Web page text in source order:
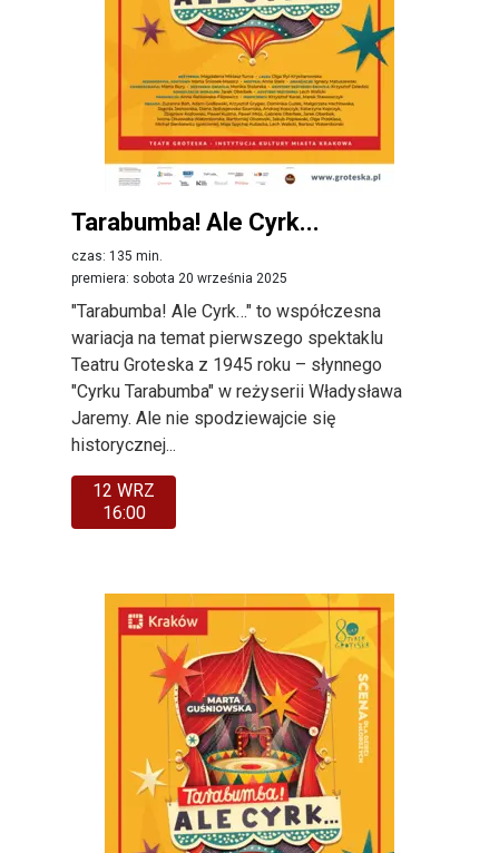
Tarabumba! Ale Cyrk...
czas: 135 min.
premiera: sobota 20 września 2025
"Tarabumba! Ale Cyrk…" to współczesna
wariacja na temat pierwszego spektaklu
Teatru Groteska z 1945 roku – słynnego
"Cyrku Tarabumba" w reżyserii Władysława
Jaremy. Ale nie spodziewajcie się
historycznej...
12 WRZ
16:00